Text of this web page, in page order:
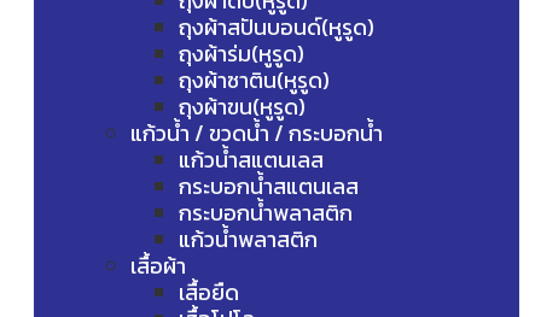
ถุงผ้าสปันบอนด์(หูรูด)
ถุงผ้าร่ม(หูรูด)
ถุงผ้าซาติน(หูรูด)
ถุงผ้าขน(หูรูด)
แก้วน้ำ / ขวดน้ำ / กระบอกน้ำ
แก้วน้ำสแตนเลส
กระบอกน้ำสแตนเลส
กระบอกน้ำพลาสติก
แก้วน้ำพลาสติก
เสื้อผ้า
เสื้อยืด